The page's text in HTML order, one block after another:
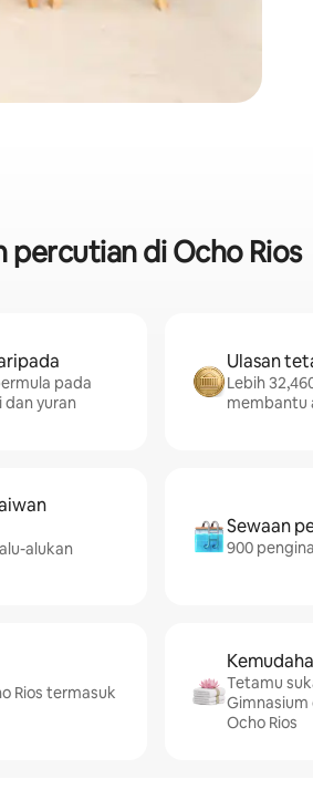
percutian di Ocho Rios
pada
dan yuran
Ulasan
Lebih
membantu
alukan
Sewaan
900
Rios termasuk
Tetamu
Gimnasium
Ocho Rios